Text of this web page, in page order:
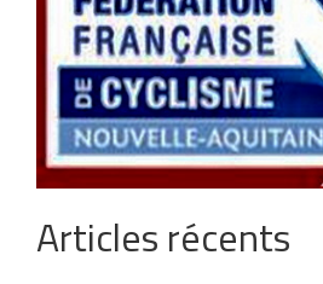
Articles récents